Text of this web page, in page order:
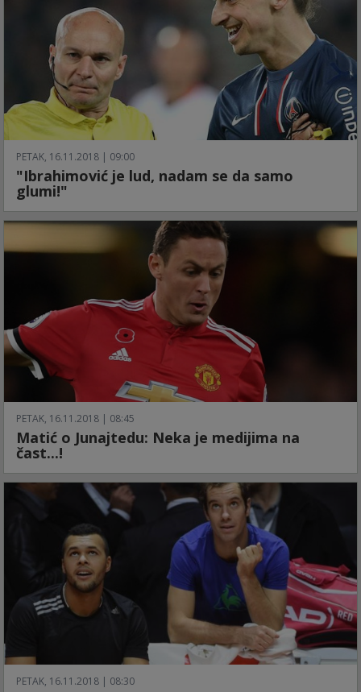
PETAK, 16.11.2018 | 09:00
"Ibrahimović je lud, nadam se da samo
glumi!"
PETAK, 16.11.2018 | 08:45
Matić o Junajtedu: Neka je medijima na
čast...!
PETAK, 16.11.2018 | 08:30